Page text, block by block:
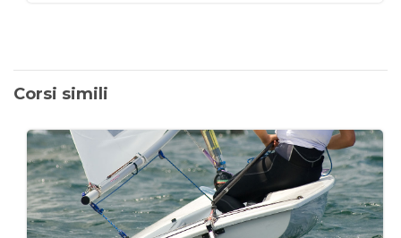
Corsi simili